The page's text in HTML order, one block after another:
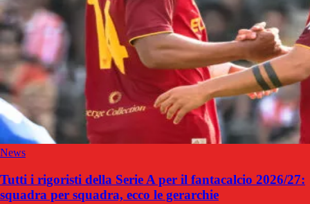
News
Tutti i rigoristi della Serie A per il fantacalcio 2026/27:
squadra per squadra, ecco le gerarchie